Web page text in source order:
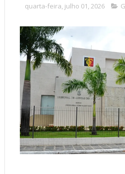
quarta-feira, julho 01, 2026